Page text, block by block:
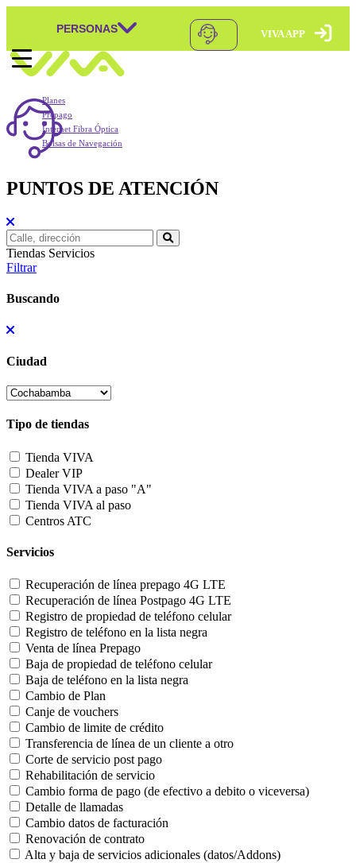
PERSONAS VIVA APP
Skip to content
Navegación principal
Planes
Prepago
Internet Fibra Óptica
Bolsas de Navegación
PUNTOS DE ATENCIÓN
Tiendas Servicios
Filtrar
Buscando
Ciudad
Tipo de tiendas
Tienda VIVA
Dealer VIP
Tienda VIVA a paso "A"
Tienda VIVA al paso
Centros ATC
Servicios
Recuperación de línea prepago 4G LTE
Recuperación de línea Postpago 4G LTE
Registro de propiedad de teléfono celular
Registro de teléfono en la lista negra
Venta de línea Prepago
Baja de propiedad de teléfono celular
Baja de teléfono en la lista negra
Cambio de Plan
Canje de vouchers
Cambio de limite de crédito
Transferencia de línea de un cliente a otro
Corte de servicio post pago
Rehabilitación de servicio
Cambio forma de pago (de efectivo a debito o viceversa)
Detalle de llamadas
Cambio datos de facturación
Renovación de contrato
Alta y baja de servicios adicionales (datos/Addons)